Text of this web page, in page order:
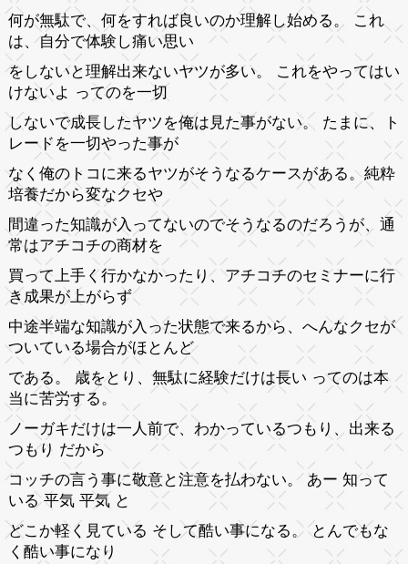
何が無駄で、何をすれば良いのか理解し始める。 これ
は、自分で体験し痛い思い
をしないと理解出来ないヤツが多い。 これをやってはい
けないよ ってのを一切
しないで成長したヤツを俺は見た事がない。 たまに、ト
レードを一切やった事が
なく俺のトコに来るヤツがそうなるケースがある。純粋
培養だから変なクセや
間違った知識が入ってないのでそうなるのだろうが、通
常はアチコチの商材を
買って上手く行かなかったり、アチコチのセミナーに行
き成果が上がらず
中途半端な知識が入った状態で来るから、へんなクセが
ついている場合がほとんど
である。 歳をとり、無駄に経験だけは長い ってのは本
当に苦労する。
ノーガキだけは一人前で、わかっているつもり、出来る
つもり だから
コッチの言う事に敬意と注意を払わない。 あー 知って
いる 平気 平気 と
どこか軽く見ている そして酷い事になる。 とんでもな
く酷い事になり